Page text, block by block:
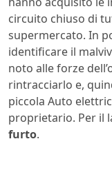
circuito chiuso di
supermercato. In
identificare il
noto alle forze
rintracciarlo e,
piccola Auto
proprietario. Per il
furto.